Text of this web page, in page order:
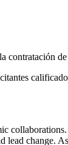
contratación
lead